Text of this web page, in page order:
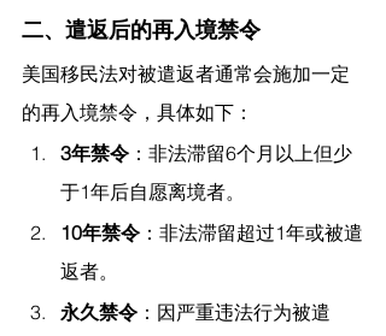
二、遣返后的再入境禁令
美国移民法对被遣返者通常会施加一定
的再入境禁令，具体如下：
3年禁令 ：非法滞留6个月以上但少
于1年后自愿离境者。
10年禁令 ：非法滞留超过1年或被遣
返者。
永久禁令 ：因严重违法行为被遣